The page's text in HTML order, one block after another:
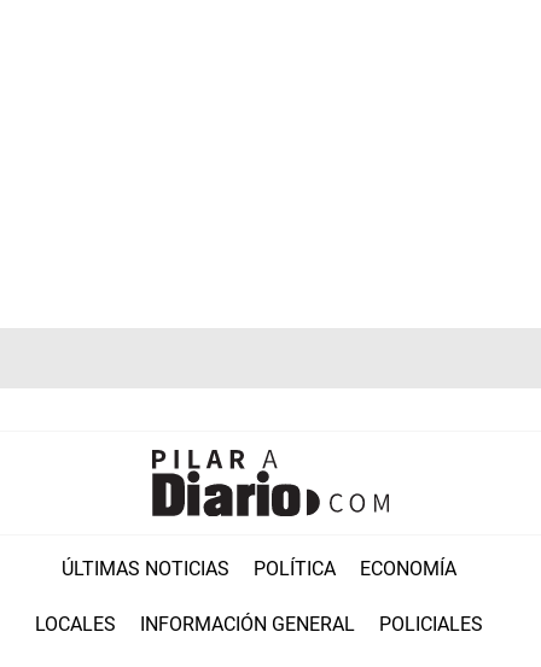
ÚLTIMAS NOTICIAS POLÍTICA ECONOMÍA
LOCALES INFORMACIÓN GENERAL POLICIALES